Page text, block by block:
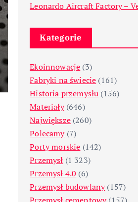
Leonardo Aircraft Factory –
Kategorie
Ekoinnowacje (3)
Fabryki na świecie (161)
Historia przemysłu (156)
Materiały(646)
Największe(260)
Polecamy(7)
Porty morskie (142)
Przemysł (1 323)
Przemysł 4.0 (6)
Przemysł budowlany(157)